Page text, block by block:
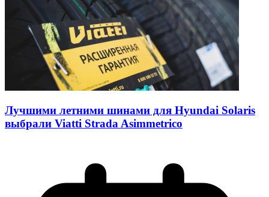
Лучшими летними шинами для Hyundai Solaris
выбрали Viatti Strada Asimmetrico